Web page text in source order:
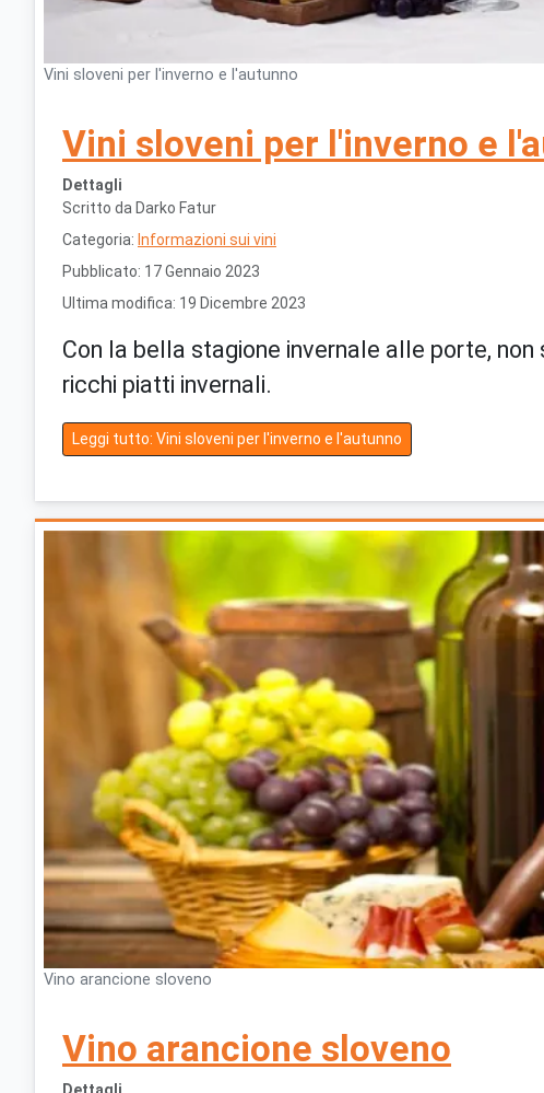
Vini sloveni per l'inverno e l'autunno
Vini sloveni per l'inverno e
Dettagli
Scritto da Darko Fatur
Categoria: Informazioni sui vini
Pubblicato: 17 Gennaio 2023
Ultima modifica: 19 Dicembre 2023
Con la bella stagione invernale alle porte,
ricchi piatti invernali.
Leggi tutto: Vini sloveni per l'inverno e l'autunno
Vino arancione sloveno
Vino arancione sloveno
Dettagli